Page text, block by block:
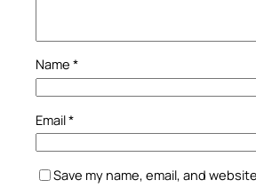
Name *
Email*
Save my name, email, and